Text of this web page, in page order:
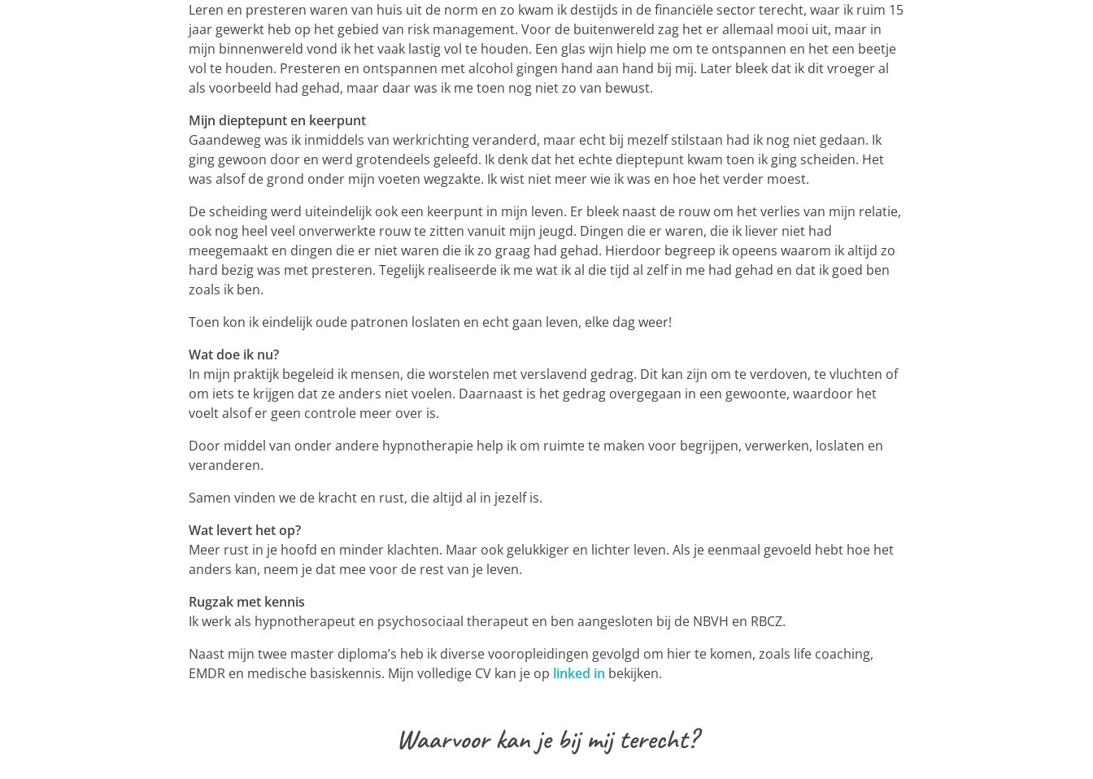
Leren en presteren waren van huis uit de norm en zo kwam ik destijds in de financiële sector terecht, waar ik ruim 15
jaar gewerkt heb op het gebied van risk management. Voor de buitenwereld zag het er allemaal mooi uit, maar in
mijn binnenwereld vond ik het vaak lastig vol te houden. Een glas wijn hielp me om te ontspannen en het een beetje
vol te houden. Presteren en ontspannen met alcohol gingen hand aan hand bij mij. Later bleek dat ik dit vroeger al
als voorbeeld had gehad, maar daar was ik me toen nog niet zo van bewust.
Mijn dieptepunt en keerpunt
Gaandeweg was ik inmiddels van werkrichting veranderd, maar echt bij mezelf stilstaan had ik nog niet gedaan. Ik
ging gewoon door en werd grotendeels geleefd. Ik denk dat het echte dieptepunt kwam toen ik ging scheiden. Het
was alsof de grond onder mijn voeten wegzakte. Ik wist niet meer wie ik was en hoe het verder moest.
De scheiding werd uiteindelijk ook een keerpunt in mijn leven. Er bleek naast de rouw om het verlies van mijn relatie,
ook nog heel veel onverwerkte rouw te zitten vanuit mijn jeugd. Dingen die er waren, die ik liever niet had
meegemaakt en dingen die er niet waren die ik zo graag had gehad. Hierdoor begreep ik opeens waarom ik altijd zo
hard bezig was met presteren. Tegelijk realiseerde ik me wat ik al die tijd al zelf in me had gehad en dat ik goed ben
zoals ik ben.
Toen kon ik eindelijk oude patronen loslaten en echt gaan leven, elke dag weer!
Wat doe ik nu?
In mijn praktijk begeleid ik mensen, die worstelen met verslavend gedrag. Dit kan zijn om te verdoven, te vluchten of
om iets te krijgen dat ze anders niet voelen. Daarnaast is het gedrag overgegaan in een gewoonte, waardoor het
voelt alsof er geen controle meer over is.
Door middel van onder andere hypnotherapie help ik om ruimte te maken voor begrijpen, verwerken, loslaten en
veranderen.
Samen vinden we de kracht en rust, die altijd al in jezelf is.
Wat levert het op?
Meer rust in je hoofd en minder klachten. Maar ook gelukkiger en lichter leven. Als je eenmaal gevoeld hebt hoe het
anders kan, neem je dat mee voor de rest van je leven.
Rugzak met kennis
Ik werk als hypnotherapeut en psychosociaal therapeut en ben aangesloten bij de NBVH en RBCZ.
Naast mijn twee master diploma’s heb ik diverse vooropleidingen gevolgd om hier te komen, zoals life coaching,
EMDR en medische basiskennis. Mijn volledige CV kan je op linked in bekijken.
Waarvoor kan je bij mij terecht?